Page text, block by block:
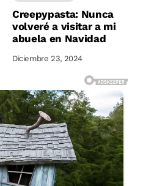
Creepypasta: Nunca
volveré a visitar a mi
abuela en Navidad
Diciembre 23, 2024